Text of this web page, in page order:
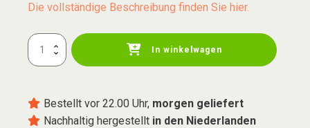
Die vollständige Beschreibung finden Sie hier.
Batterij
6800
In winkelwagen
Bestellt vor 22.00 Uhr, morgen geliefert
Nachhaltig hergestellt in den Niederlanden